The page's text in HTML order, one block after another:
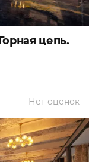
цепь.
Нет оценок